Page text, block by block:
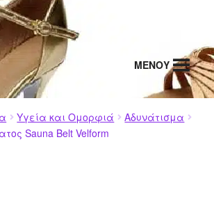
MENΟΥ
Υγεία και Ομορφιά
Αδυνάτισμα
Sauna Belt Velform